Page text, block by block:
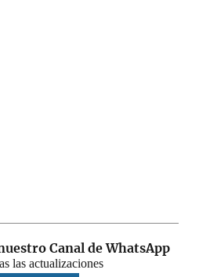
Canal de WhatsApp
las actualizaciones